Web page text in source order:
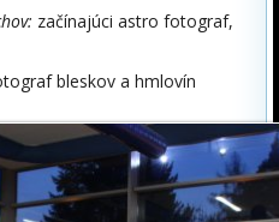
začínajúci astro fotograf,
bleskov a hmlovín